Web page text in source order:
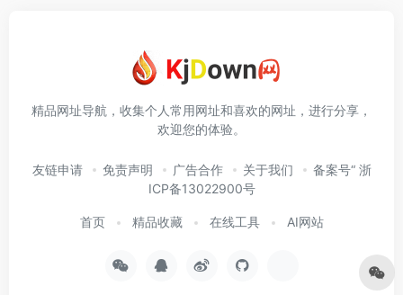
精品网址导航，收集个人常用网址和喜欢的网址，进行分享，
欢迎您的体验。
友链申请 免责声明 广告合作 关于我们
备案号“ 浙
ICP备13022900号
首页 精品收藏 在线工具 AI网站